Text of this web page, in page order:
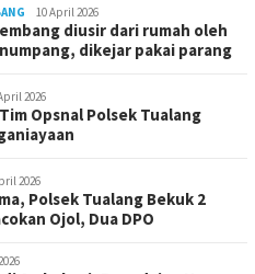
10 April 2026
diusir dari rumah oleh
dikejar pakai parang
2026
Opsnal Polsek Tualang
2026
Polsek Tualang Bekuk 2
Ojol, Dua DPO